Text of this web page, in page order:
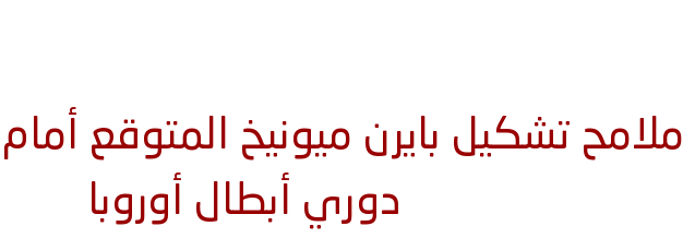
ملامح تشكيل بايرن ميونيخ المتوقع
دوري أبطال أوروبا